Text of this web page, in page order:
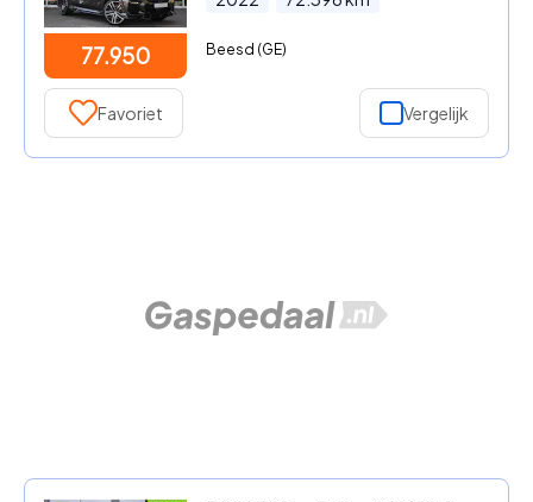
77.950 Beesd (GE)
Favoriet Vergelijk